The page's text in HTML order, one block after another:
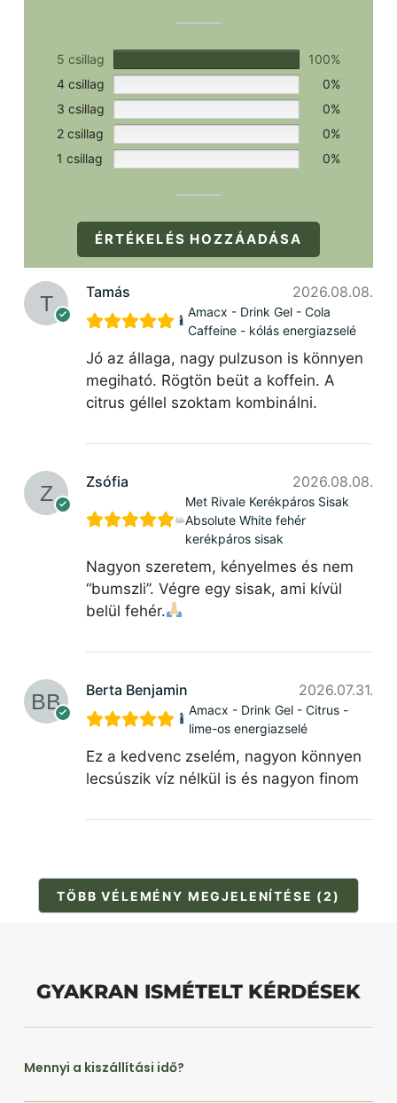
5 csillag
100%
4 csillag
0%
3 csillag
0%
2 csillag
0%
1 csillag
0%
ÉRTÉKELÉS HOZZÁADÁSA
Tamás 2026.08.08.
Amacx - Drink Gel - Cola
Caffeine - kólás energiazselé
Jó az állaga, nagy pulzuson is könnyen
megiható. Rögtön beüt a koffein. A
citrus géllel szoktam kombinálni.
Zsófia 2026.08.08.
Met Rivale Kerékpáros Sisak
Absolute White fehér
kerékpáros sisak
Nagyon szeretem, kényelmes és nem
“bumszli”. Végre egy sisak, ami kívül
belül fehér.
Berta Benjamin 2026.07.31.
Amacx - Drink Gel - Citrus -
lime-os energiazselé
Ez a kedvenc zselém, nagyon könnyen
lecsúszik víz nélkül is és nagyon finom
TÖBB VÉLEMÉNY MEGJELENÍTÉSE (2)
GYAKRAN ISMÉTELT KÉRDÉSEK
Mennyi a kiszállítási idő?